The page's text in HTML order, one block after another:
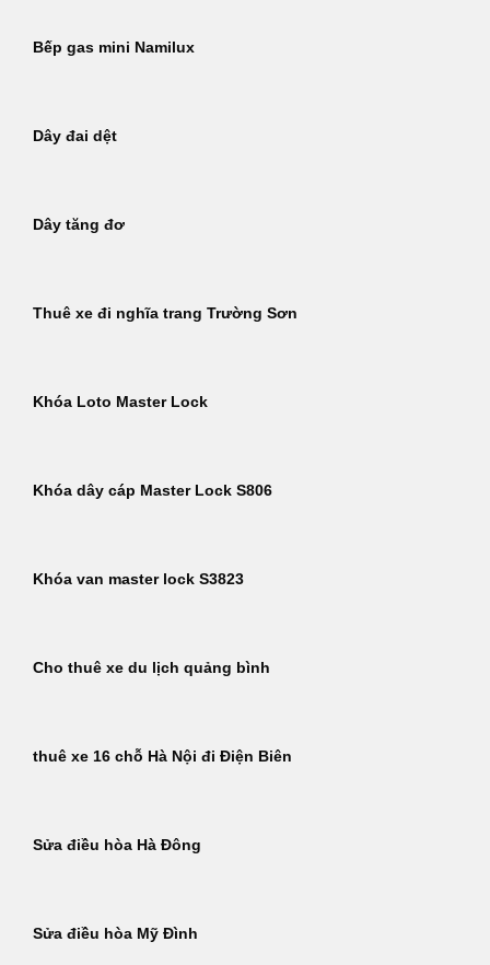
Bếp gas mini Namilux
Dây đai dệt
Dây tăng đơ
Thuê xe đi nghĩa trang Trường Sơn
Khóa Loto Master Lock
Khóa dây cáp Master Lock S806
Khóa van master lock S3823
Cho thuê xe du lịch quảng bình
thuê xe 16 chỗ Hà Nội đi Điện Biên
Sửa điều hòa Hà Đông
Sửa điều hòa Mỹ Đình